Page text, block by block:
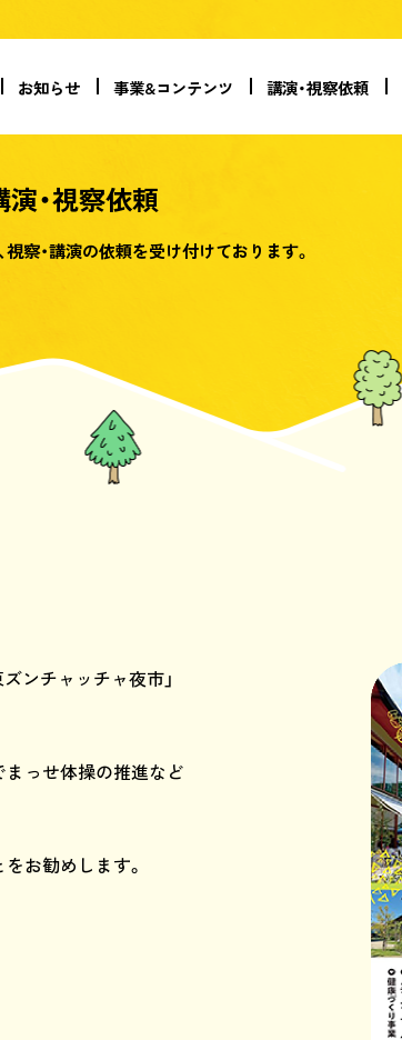
お知らせ 事業&コンテンツ 講演・視察依頼
演・視察依頼
察・講演の依頼を受け付けております。
ンチャッチャ夜市」
まっせ体操の推進など
お勧めします。